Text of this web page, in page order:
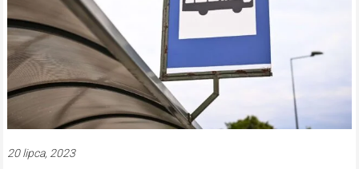
20 lipca, 2023